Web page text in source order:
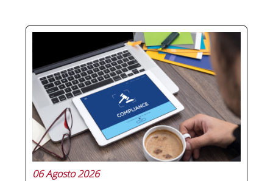
Hay personas que ocupan puestos de
dirección y hay personas que lideran.
La diferencia no está en el cargo ni en
la antigüedad, sino en un conjunto de
competencias que se pueden
aprender, practicar y medir. Si te
preguntas qué separa a un directivo...
06 Agosto 2026